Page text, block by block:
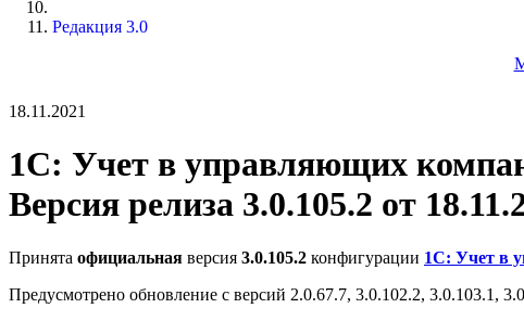
Редакция 3.0
18.11.2021
1С: Учет в управляющих
Версия релиза 3.0.105.2 от
Принята официальная версия 3.0.105.2 конфигурации 1С: Учет в
Предусмотрено обновление с версий 2.0.67.7, 3.0.102.2, 3.0.103.1,